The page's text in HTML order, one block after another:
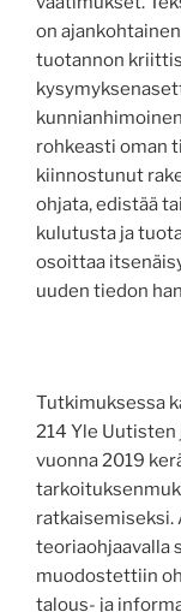
on
tuotannon
rohkeasti oman
kiinnostunut
ohjata, edistää
kulutusta ja
osoittaa
uuden tiedon
Tutkimuksessa
214 Yle
vuonna 2019
ratkaisemiseksi.
teoriaohjaavalla
muodostettiin
talous- ja